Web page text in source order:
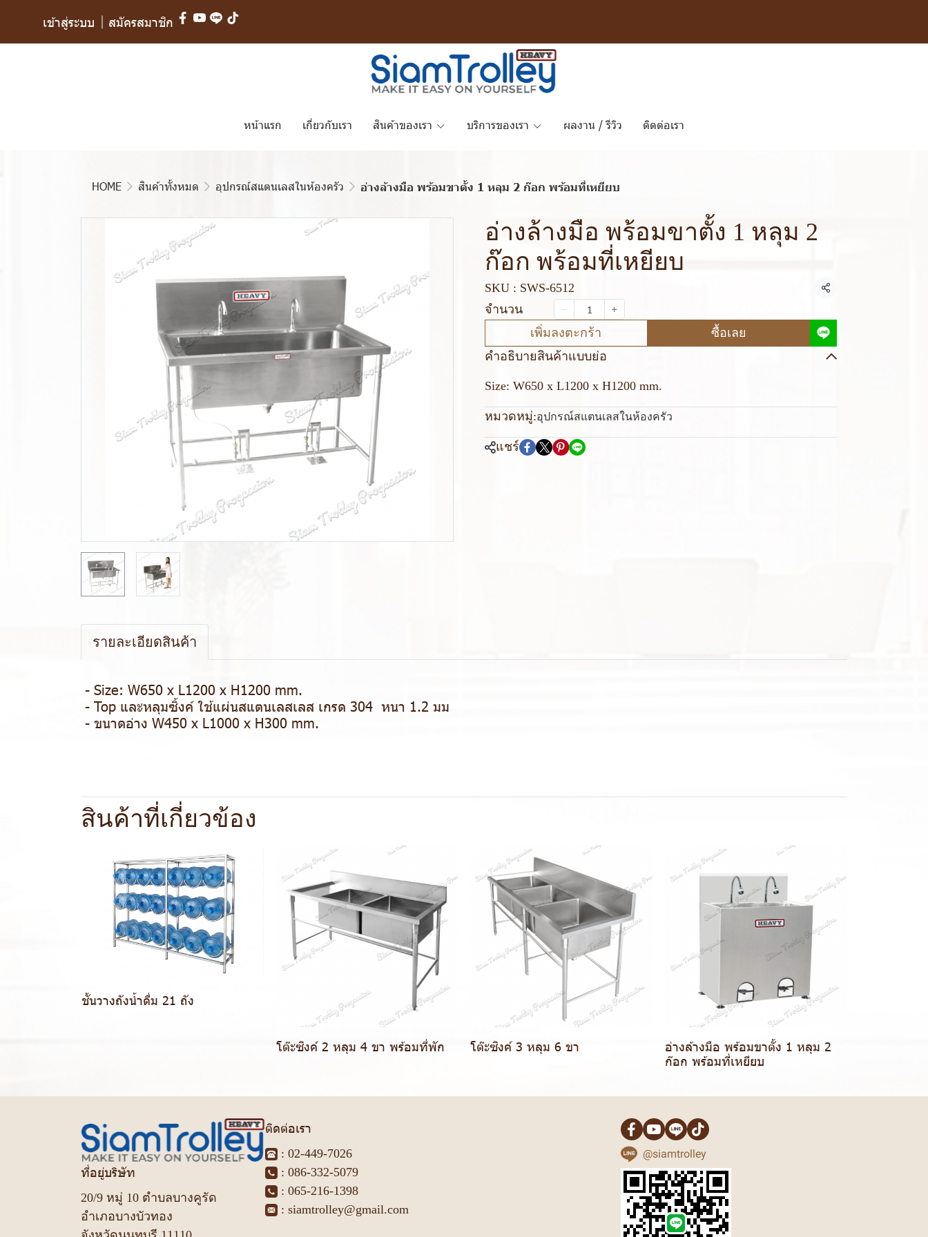
เข้าสู่ระบบ สมัครสมาชิก
หน้าแรก เกี่ยวกับเรา สินค้าของเรา บริการของเรา ผลงาน / รีวิว ติดต่อเรา
HOME สินค้าทั้งหมด อุปกรณ์สแตนเลสในห้องครัว อ่างล้างมือ พร้อมขาตั้ง 1 หลุม 2 ก๊อก พร้อมที่เหยียบ
อ่างล้างมือ พร้อมขาตั้ง 1 หลุม 2
ก๊อก พร้อมที่เหยียบ
SKU : SWS-6512
แชร์
จำนวน
เพิ่มลงตะกร้า
ซื้อเลย
คำอธิบายสินค้าแบบย่อ
Size: W650 x L1200 x H1200 mm.
หมวดหมู่:อุปกรณ์สแตนเลสในห้องครัว
แชร์
รายละเอียดสินค้า
- Size: W650 x L1200 x H1200 mm.
- Top และหลุมซิ้งค์ ใช้แผ่นสแตนเลสเลส เกรด 304 หนา 1.2 มม
- ขนาดอ่าง W450 x L1000 x H300 mm.
สินค้าที่เกี่ยวข้อง
ชั้นวางถังน้ำดื่ม 21 ถัง
โต๊ะซิงค์ 2 หลุม 4 ขา พร้อมที่พัก โต๊ะซิงค์ 3 หลุม 6 ขา
อ่างล้างมือ พร้อมขาตั้ง 1 หลุม 2
ก๊อก พร้อมที่เหยียบ
ที่อยู่บริษัท
20/9 หมู่ 10 ตำบลบางคูรัด
อำเภอบางบัวทอง
ติดต่อเรา
: 02-449-7026
: 086-332-5079
: 065-216-1398
: siamtrolley@gmail.com
@siamtrolley